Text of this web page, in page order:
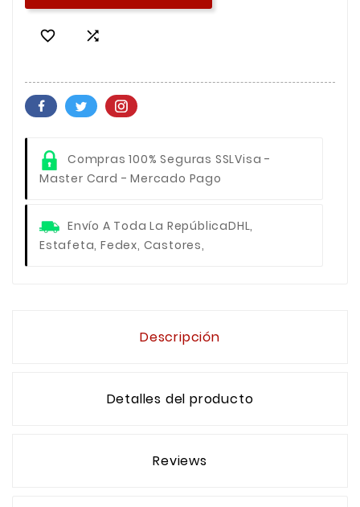
 
Compras 100% Seguras SSLVisa -
Master Card - Mercado Pago
Envío A Toda La RepúblicaDHL,
Estafeta, Fedex, Castores,
Descripción
Detalles del producto
Reviews